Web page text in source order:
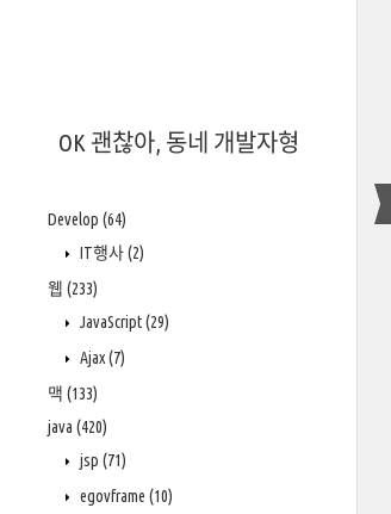
OK 괜찮아, 동네 개발자형
Develop (64)
IT행사(2)
웹 (233)
JavaScript(29)
Ajax(7)
맥 (133)
java (420)
jsp (71)
egovframe (10)